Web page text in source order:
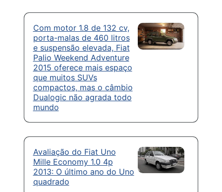
Com motor 1.8 de 132 cv,
porta-malas de 460 litros
e suspensão elevada, Fiat
Palio Weekend Adventure
2015 oferece mais espaço
que muitos SUVs
compactos, mas o câmbio
Dualogic não agrada todo
mundo
Avaliação do Fiat Uno
Mille Economy 1.0 4p
2013: O último ano do Uno
quadrado